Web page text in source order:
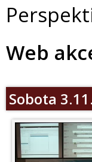
Web
Sobota